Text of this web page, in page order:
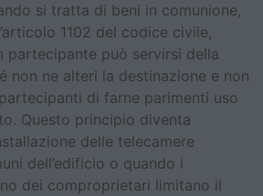
si tratta di beni in comunione,
1102 del codice civile,
partecipante può servirsi della
non ne alteri la destinazione e non
di farne parimenti uso
Questo principio diventa
delle telecamere
dell’edificio o quando i
dei comproprietari limitano il